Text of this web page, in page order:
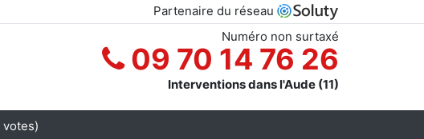
Partenaire du réseau
Numéro non surtaxé
09 70 14 76 26
Interventions dans l'Aude (11)
votes)